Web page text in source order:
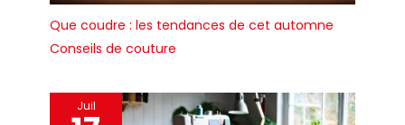
Que coudre : les tendances de cet automne
Conseils de couture
Juil